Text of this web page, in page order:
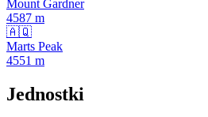
Mount Gardner
4587 m
🇦🇶
Marts Peak
4551 m
Jednostki